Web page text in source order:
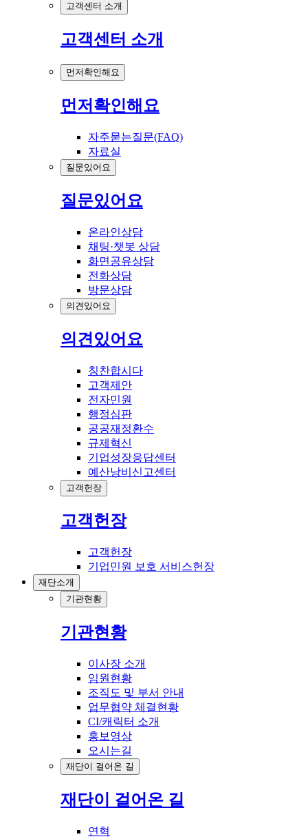
고객센터 소개
고객센터 소개
먼저확인해요
먼저확인해요
자주묻는질문(FAQ)
자료실
질문있어요
질문있어요
온라인상담
채팅·챗봇 상담
화면공유상담
전화상담
방문상담
의견있어요
의견있어요
칭찬합시다
고객제안
전자민원
행정심판
공공재정환수
규제혁신
기업성장응답센터
예산낭비신고센터
고객헌장
고객헌장
고객헌장
기업민원 보호 서비스헌장
재단소개
기관현황
기관현황
이사장 소개
임원현황
조직도 및 부서 안내
업무협약 체결현황
CI/캐릭터 소개
홍보영상
오시는길
재단이 걸어온 길
재단이 걸어온 길
연혁